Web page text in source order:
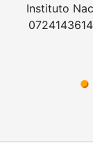
Instituto